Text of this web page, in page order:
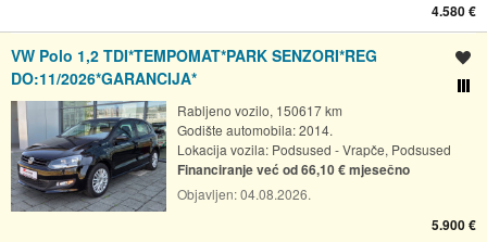
4.580 €
VW Polo 1,2 TDI*TEMPOMAT*PARK SENZORI*REG
DO:11/2026*GARANCIJA*
Rabljeno vozilo, 150617 km
Godište automobila: 2014.
Lokacija vozila: Podsused - Vrapče, Podsused
Financiranje već od 66,10 € mjesečno
Objavljen:04.08.2026.
5.900 €